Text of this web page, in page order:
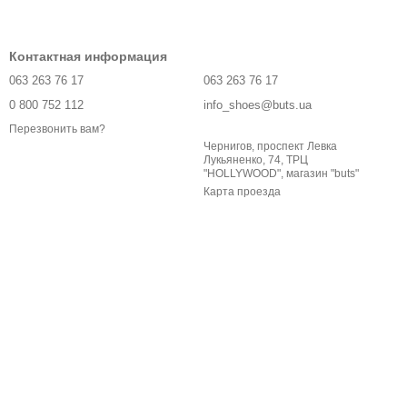
Контактная информация
063 263 76 17
0 800 752 112
Перезвонить вам?
063 263 76 17
info_shoes@buts.ua
Чернигов, проспект Левка
Лукьяненко, 74, ТРЦ
"HOLLYWOOD", магазин "buts"
Карта проезда